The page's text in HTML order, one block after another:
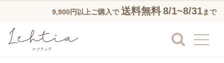
9,900円以上ご購入で 送料無料8/1~8/31まで